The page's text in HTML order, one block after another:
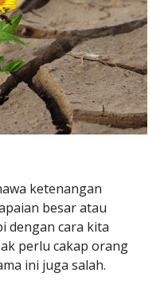
ketenangan
besar atau
dengan cara kita
perlu cakap orang
ini juga salah.